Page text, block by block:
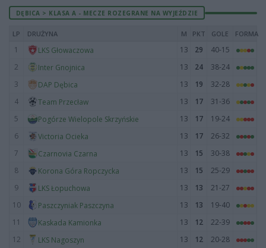
DĘBICA > KLASA A - MECZE ROZEGRANE NA WYJEŹDZIE
LP DRUŻYNA M PKT GOLE FORMA
1 LKS Głowaczowa 13 29
40-15
2
Inter Gnojnica 13 24
38-24
3
DAP Dębica 13 19
32-28
4
Team Przecław 13 17
31-36
5
Pogórze Wielopole Skrzyńskie 13 17
19-24
6
Victoria Ocieka 13 17
26-32
7
Czarnovia Czarna 13 15
30-38
8
Korona Góra Ropczycka 13 15
25-29
9
LKS Łopuchowa 13 13
21-27
10
Paszczyniak Paszczyna 13 13
19-40
11
Kaskada Kamionka 13 12
22-39
12
LKS Nagoszyn 13 12
20-28